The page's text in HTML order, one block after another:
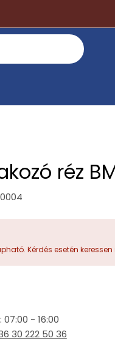
réz
Kérdés esetén
- 16:00
30 222 50 36